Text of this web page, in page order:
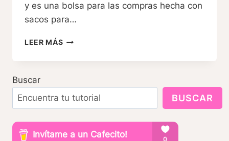
y es una bolsa para las compras hecha con
sacos para…
LEER MÁSRECICLANDO
BOLSA
HECHA
EMBALAJE
Buscar
BUSCAR